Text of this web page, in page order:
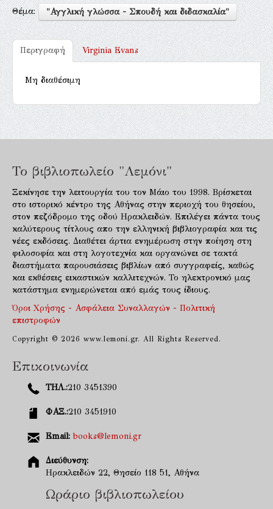
Θέμα: "Αγγλική γλώσσα - Σπουδή και διδασκαλία"
Περιγραφή Virginia Evans
Μη διαθέσιμη
Το βιβλιοπωλείο "Λεμόνι"
Ξεκίνησε την λειτουργία του τον Μάιο του 1998. Βρίσκεται
στο ιστορικό κέντρο της Αθήνας στην περιοχή του θησείου,
στον πεζόδρομο της οδού Ηρακλειδών. Επιλέγει πάντα τους
καλύτερους τίτλους απο την ελληνική βιβλιογραφία και τις
νέες εκδόσεις. Διαθέτει άρτια ενημέρωση στην ποίηση στη
φιλοσοφία και στη λογοτεχνία και οργανώνει σε τακτά
διαστήματα παρουσιάσεις βιβλίων από συγγραφείς, καθώς
και εκθέσεις εικαστικών καλλιτεχνών. Το ηλεκτρονικό μας
κατάστημα ενημερώνεται από εμάς τους ίδιους.
Όροι Χρήσης - Ασφάλεια Συναλλαγών - Πολιτική
επιστροφών
Copyright © 2026 www.lemoni.gr. All Rights Reserved.
Επικοινωνία
ΤΗΛ.:210 3451390
ΦΑΞ.:210 3451910
Email: books@lemoni.gr
Διεύθυνση:
Ηρακλειδών 22, Θησείο 118 51, Αθήνα
Ωράριο βιβλιοπωλείου